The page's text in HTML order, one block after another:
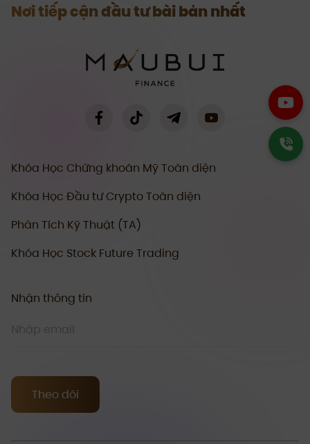
Nơi tiếp cận đầu tư bài bản nhất
Khóa Học Chứng khoán Mỹ Toàn diện
Khóa Học Đầu tư Crypto Toàn diện
Phân Tích Kỹ Thuật (TA)
Khóa Học Stock Future Trading
Nhận thông tin
Theo dõi